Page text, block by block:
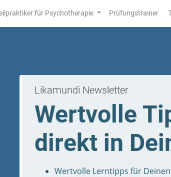
für Psychotherapie Prüfungstrainer
Likamundi Newsletter
Wertvolle
direkt in
Wertvolle Lerntipps für